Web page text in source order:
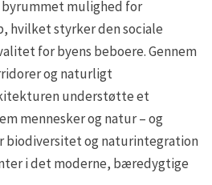
mulighed for
hvilket styrker den sociale
for byens beboere. Gennem
og naturligt
understøtte et
mennesker og natur – og
biodiversitet og naturintegration
i det moderne, bæredygtige